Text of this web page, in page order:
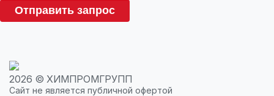
Отправить запрос
2026 © ХИМПРОМГРУПП
Сайт не является публичной офертой